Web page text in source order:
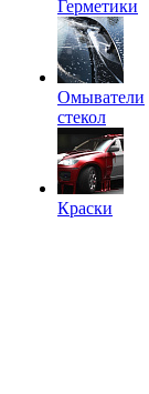
Герметики
Омыватели
стекол
Краски